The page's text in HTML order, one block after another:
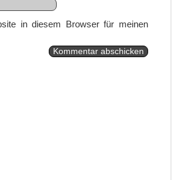
in diesem Browser für meinen